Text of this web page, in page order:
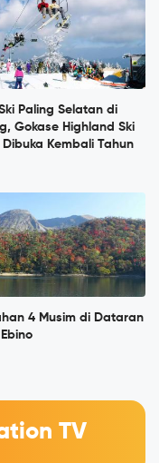
Paling Selatan di
Gokase Highland Ski
Dibuka Kembali Tahun
4 Musim di Dataran
TV